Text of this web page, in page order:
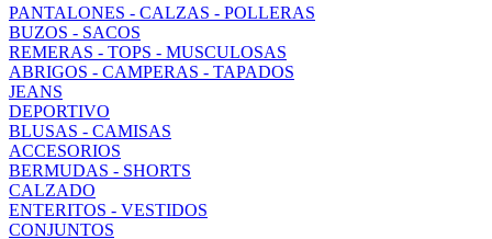
PANTALONES - CALZAS - POLLERAS
BUZOS - SACOS
REMERAS - TOPS - MUSCULOSAS
ABRIGOS - CAMPERAS - TAPADOS
JEANS
DEPORTIVO
BLUSAS - CAMISAS
ACCESORIOS
BERMUDAS - SHORTS
CALZADO
ENTERITOS - VESTIDOS
CONJUNTOS